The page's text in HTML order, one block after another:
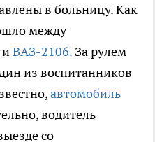
в больницу. Как
между
иВАЗ-2106. За рулем
из воспитанников
автомобиль
водитель
со